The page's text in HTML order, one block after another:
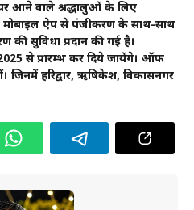
पर आने वाले श्रद्धालुओं के लिए
ऐप से पंजीकरण के साथ-साथ
सुविधा प्रदान की गई है।
से प्रारम्भ कर दिये जायेंगे। ऑफ
जिनमें हरिद्वार, ऋषिकेश, विकासनगर